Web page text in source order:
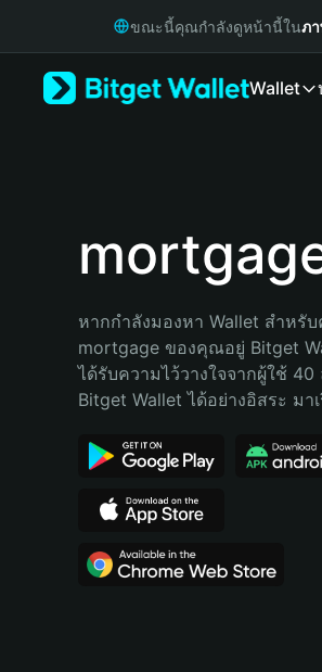
Русский
Bahasa Indonesia
Português (Brasil)
ขณะนี้คุณกำลังดูหน้านี้ในภ
Wallet
หากกำลังมองหา Wallet สำหรั
mortgage ของคุณอยู่ Bitget
ได้รับความไว้วางใจจากผู้ใช้
Bitget Wallet ได้อย่างอิสระ มา